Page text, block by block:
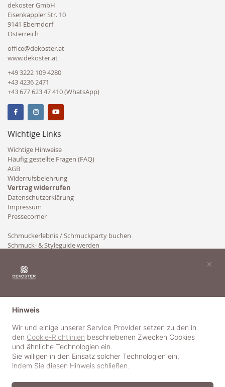
dekoster GmbH
Eisenkappler Str. 10
9141 Eberndorf
Österreich
office@dekoster.at
www.dekoster.at
+49 3222 109 4280
+43 4236 2471
+43 677 623 47 410 (WhatsApp)
Wichtige Links
Wichtige Hinweise
Häufig gestellte Fragen (FAQ)
AGB
Widerrufsbelehrung
Vertrag widerrufen
Datenschutzerklärung
Impressum
Pressecorner
Schmuckerlebnis / Schmuckparty buchen
Schmuck- & Styleguide werden
Hinweis
Wir und einige unserer Service Provider setzen zu den in
den Cookie-Richtlinien beschriebenen Zwecken Cookies
und ähnliche Technologien ein.
Sie willigen in den Einsatz solcher Technologien ein,
indem Sie diesen Hinweis schließen.
×